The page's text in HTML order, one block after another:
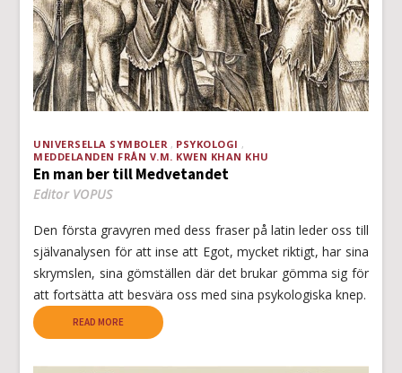
UNIVERSELLA SYMBOLER
PSYKOLOGI
MEDDELANDEN FRÅN V.M. KWEN KHAN KHU
En man ber till Medvetandet
Editor VOPUS
Den första gravyren med dess fraser på latin leder oss till
självanalysen för att inse att Egot, mycket riktigt, har sina
skrymslen, sina gömställen där det brukar gömma sig för
att fortsätta att besvära oss med sina psykologiska knep.
READ MORE